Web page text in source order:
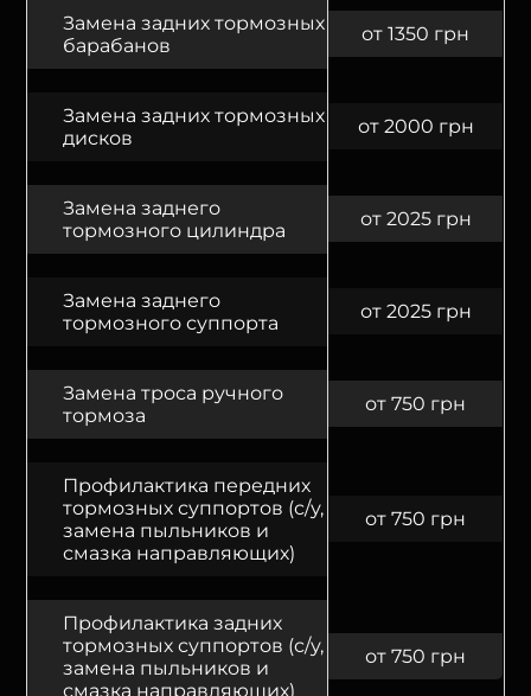
Замена задних тормозных
барабанов
от 1350 грн
Замена задних тормозных
дисков
от 2000 грн
Замена заднего
тормозного цилиндра
от 2025 грн
Замена заднего
тормозного суппорта
от 2025 грн
Замена троса ручного
тормоза
от 750 грн
Профилактика передних
тормозных суппортов (с/у,
замена пыльников и
смазка направляющих)
от 750 грн
Профилактика задних
тормозных суппортов (с/у,
замена пыльников и
смазка направляющих)
от 750 грн